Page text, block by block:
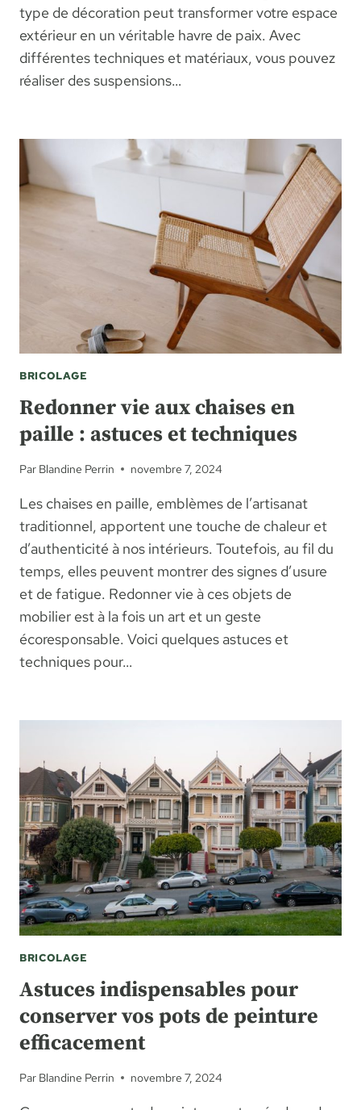
type de décoration peut transformer votre espace
extérieur en un véritable havre de paix. Avec
différentes techniques et matériaux, vous pouvez
réaliser des suspensions…
BRICOLAGE
Redonner vie aux chaises en
paille : astuces et techniques
Par Blandine Perrin novembre 7, 2024
Les chaises en paille, emblèmes de l’artisanat
traditionnel, apportent une touche de chaleur et
d’authenticité à nos intérieurs. Toutefois, au fil du
temps, elles peuvent montrer des signes d’usure
et de fatigue. Redonner vie à ces objets de
mobilier est à la fois un art et un geste
écoresponsable. Voici quelques astuces et
techniques pour…
BRICOLAGE
Astuces indispensables pour
conserver vos pots de peinture
efficacement
Par Blandine Perrin novembre 7, 2024